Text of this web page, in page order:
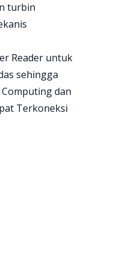
turbin
Reader untuk
sehingga
dan
Terkoneksi